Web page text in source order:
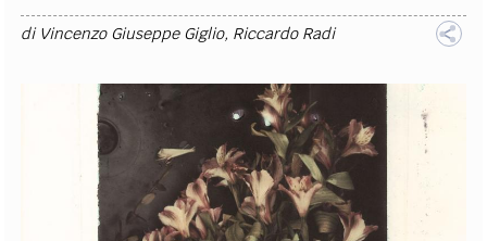
di Vincenzo Giuseppe Giglio, Riccardo Radi